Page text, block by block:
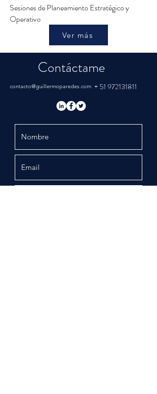
Sesiones de Planeamiento Estratégico y
Operativo
Ver más
Contáctame
+ 51 972131811
contacto@guillermoparedes.com